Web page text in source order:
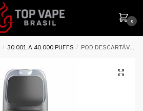
0
/ 30.001 A 40.000 PUFFS / POD DESCARTÁVEL SVOOP G32K 32000 PUFFS 2% ( REFIL ) – OXBAR